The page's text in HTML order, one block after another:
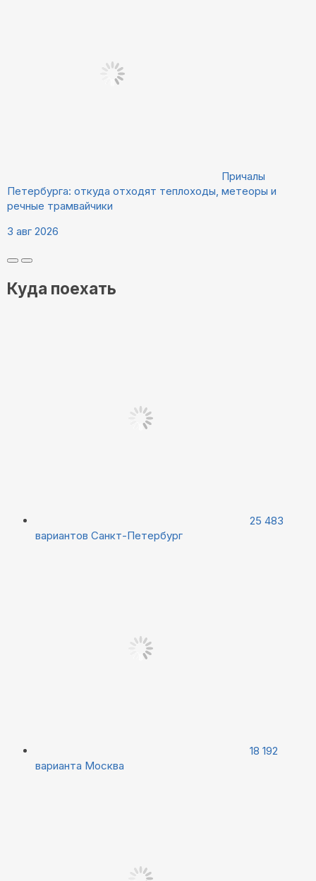
Причалы
Петербурга: откуда отходят теплоходы, метеоры и
речные трамвайчики
3 авг 2026
Куда поехать
25 483
вариантов Санкт-Петербург
18 192
варианта Москва